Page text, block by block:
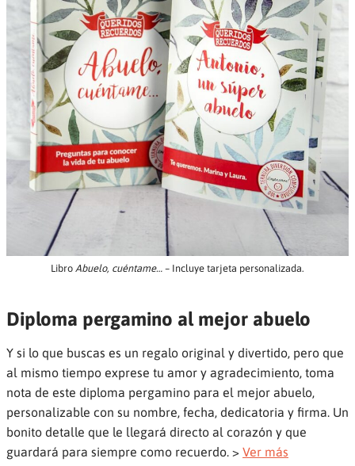
Libro Abuelo, cuéntame… – Incluye tarjeta personalizada.
Diploma pergamino al mejor abuelo
Y si lo que buscas es un regalo original y divertido, pero que
al mismo tiempo exprese tu amor y agradecimiento, toma
nota de este diploma pergamino para el mejor abuelo,
personalizable con su nombre, fecha, dedicatoria y firma. Un
bonito detalle que le llegará directo al corazón y que
guardará para siempre como recuerdo. > Ver más